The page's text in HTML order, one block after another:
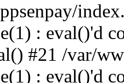
: eval()'d
#21 /var/
: eval()'d